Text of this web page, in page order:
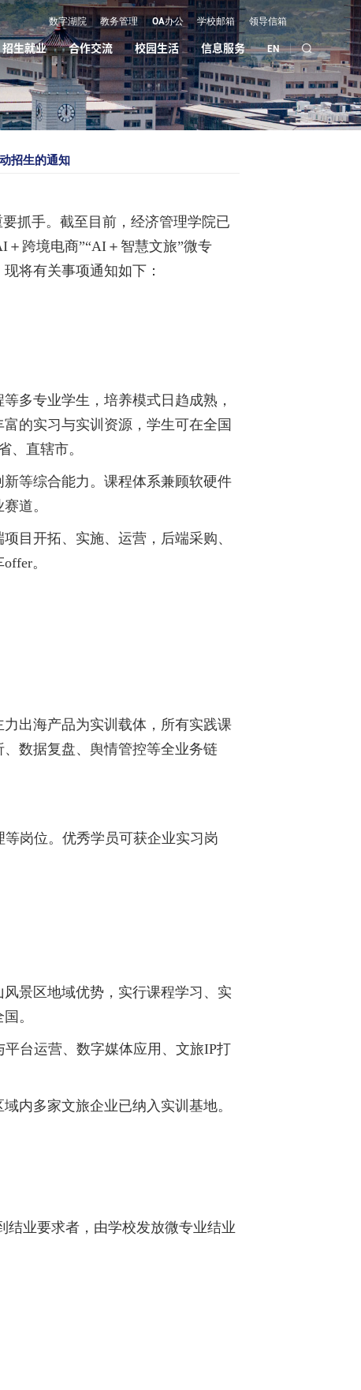
数字湖院 教务管理 OA办公 学校邮箱 领导信箱
招生就业 合作交流 校园生活 信息服务 EN
招生的通知
抓手。截至目前，经济管理学院已
＋跨境电商”“AI＋智慧文旅”微专
将有关事项通知如下：
多专业学生，培养模式日趋成熟，
的实习与实训资源，学生可在全国
、直辖市。
等综合能力。课程体系兼顾软硬件
道。
目开拓、实施、运营，后端采购、
。
出海产品为实训载体，所有实践课
数据复盘、舆情管控等全业务链
岗位。优秀学员可获企业实习岗
景区地域优势，实行课程学习、实
。
台运营、数字媒体应用、文旅IP打
内多家文旅企业已纳入实训基地。
结业要求者，由学校发放微专业结业